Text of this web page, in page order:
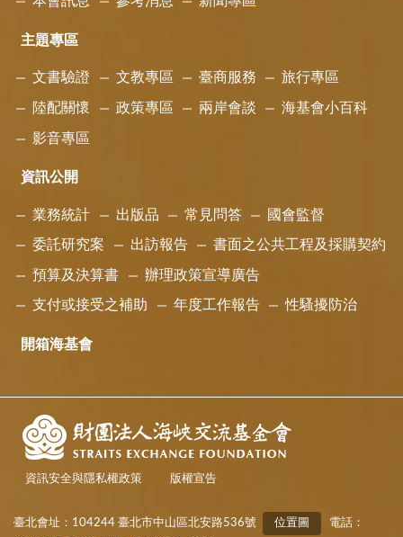
主題專區
文書驗證 文教專區 臺商服務 旅行專區
陸配關懷 政策專區 兩岸會談 海基會小百科
影音專區
資訊公開
業務統計 出版品 常見問答 國會監督
委託研究案 出訪報告 書面之公共工程及採購契約
預算及決算書 辦理政策宣導廣告
支付或接受之補助 年度工作報告 性騷擾防治
開箱海基會
資訊安全與隱私權政策 版權宣告
臺北會址：104244 臺北市中山區北安路536號 位置圖
電話：